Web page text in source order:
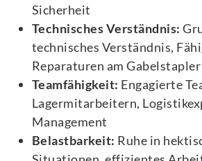
Sicherheit
Technisches Verständnis:
technisches Verständnis,
Reparaturen am Gabelstapler
Teamfähigkeit: Engagierte
Lagermitarbeitern,
Management
Belastbarkeit: Ruhe in